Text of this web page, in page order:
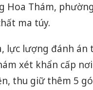
Hoa Thám,
ma túy.
lực lượng đánh
xét khẩn cấp
thu giữ thêm 5